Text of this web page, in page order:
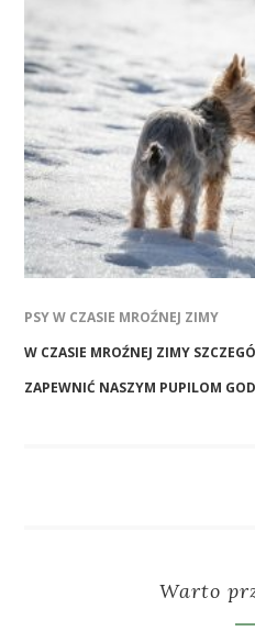
PSY W CZASIE MROŹNEJ ZIMY
W CZASIE MROŹNEJ ZIMY
ZAPEWNIĆ NASZYM PUPILOM
Warto